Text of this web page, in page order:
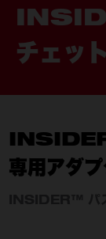
チェッ
専用アダ